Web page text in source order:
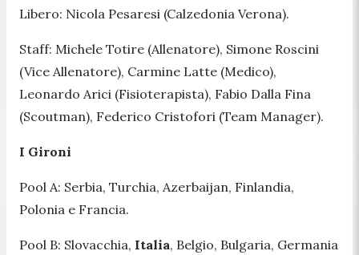
Libero: Nicola Pesaresi (Calzedonia Verona).
Staff: Michele Totire (Allenatore), Simone Roscini
(Vice Allenatore), Carmine Latte (Medico),
Leonardo Arici (Fisioterapista), Fabio Dalla Fina
(Scoutman), Federico Cristofori (Team Manager).
I Gironi
Pool A: Serbia, Turchia, Azerbaijan, Finlandia,
Polonia e Francia.
Pool B: Slovacchia, Italia, Belgio, Bulgaria, Germania